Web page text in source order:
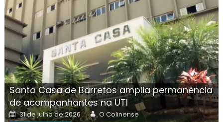
Santa Casa de Barretos amplia permanência
de acompanhantes na UTI
Posted
on
31 de julho de 2026 Author
O Colinense